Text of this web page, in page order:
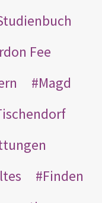
Fee
Magd
Finden